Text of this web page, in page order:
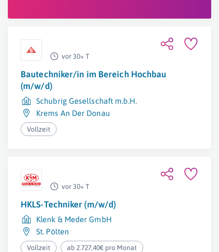
vor 30+ T
Bautechniker/in im Bereich Hochbau
(m/w/d)
Schubrig Gesellschaft m.b.H.
Krems An Der Donau
Vollzeit
vor 30+ T
HKLS-Techniker (m/w/d)
Klenk & Meder GmbH
St. Pölten
Vollzeit ab 2.727,40€ pro Monat